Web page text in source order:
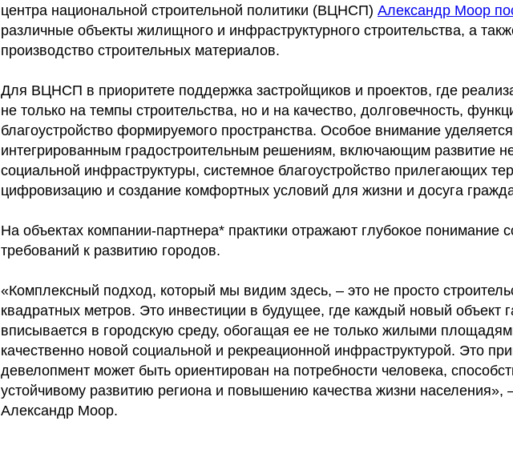
центра национальной строительной политики (ВЦНСП) Александр Моор
различные объекты жилищного и инфраструктурного строительства, а
производство строительных материалов.
Для ВЦНСП в приоритете поддержка застройщиков и проектов, где
не только на темпы строительства, но и на качество, долговечность,
благоустройство формируемого пространства. Особое внимание уделяется
интегрированным градостроительным решениям, включающим развитие
социальной инфраструктуры, системное благоустройство прилегающих
цифровизацию и создание комфортных условий для жизни и досуга
На объектах компании-партнера* практики отражают глубокое понимание
требований к развитию городов.
«Комплексный подход, который мы видим здесь, – это не просто
квадратных метров. Это инвестиции в будущее, где каждый новый объект
вписывается в городскую среду, обогащая ее не только жилыми
качественно новой социальной и рекреационной инфраструктурой. Это
девелопмент может быть ориентирован на потребности человека,
устойчивому развитию региона и повышению качества жизни населения»,
Александр Моор.